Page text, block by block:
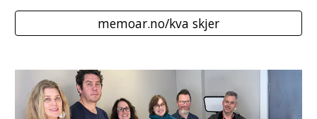
memoar.no/kva skjer